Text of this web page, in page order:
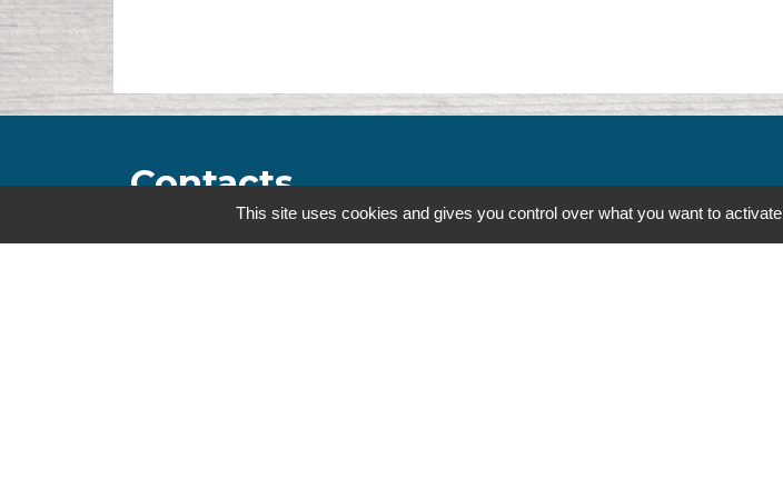
Contacts
This site uses cookies and gives you control over what you want to activate